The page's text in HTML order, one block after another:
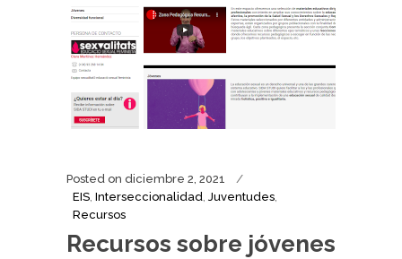
Posted on diciembre 2, 2021
EIS, Interseccionalidad, Juventudes,
Recursos
Recursos sobre jóvenes